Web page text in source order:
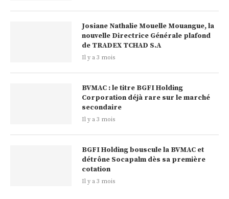
Josiane Nathalie Mouelle Mouangue, la
nouvelle Directrice Générale plafond
de TRADEX TCHAD S.A
Il y a 3 mois
BVMAC : le titre BGFI Holding
Corporation déjà rare sur le marché
secondaire
Il y a 3 mois
BGFI Holding bouscule la BVMAC et
détrône Socapalm dès sa première
cotation
Il y a 3 mois